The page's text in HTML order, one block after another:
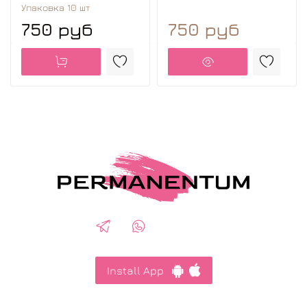
Упаковка 10 шт
750 руб 750 руб
Install App